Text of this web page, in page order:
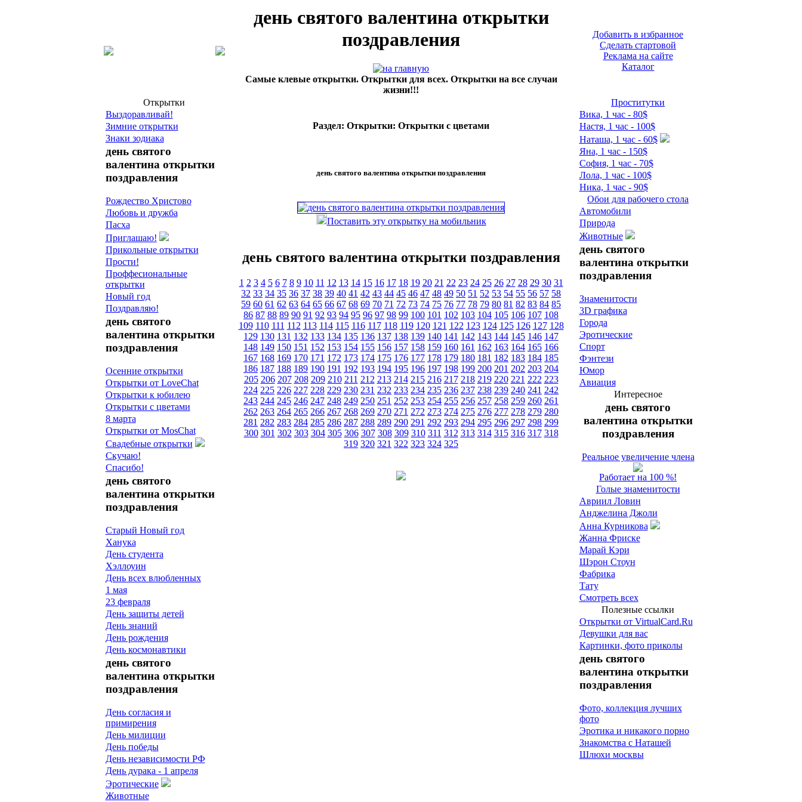
день святого валентина открытки
поздравления
Самые клевые открытки. Открытки для всех. Открытки на все случаи
жизни!!!
Добавить в избранное
Сделать стартовой
Реклама на сайте
Каталог
Открытки
Выздоравливай!
Зимние открытки
Знаки зодиака
день святого
валентина открытки
поздравления
Рождество Христово
Любовь и дружба
Пасха
Приглашаю!
Прикольные открытки
Прости!
Проффесиональные
открытки
Новый год
Поздравляю!
день святого
валентина открытки
поздравления
Осенние открытки
Открытки от LoveChat
Открытки к юбилею
Открытки с цветами
8 марта
Открытки от MosChat
Свадебные открытки
Скучаю!
Спасибо!
день святого
валентина открытки
поздравления
Старый Новый год
Ханука
День студента
Хэллоуин
День всех влюбленных
1 мая
23 февраля
День защиты детей
День знаний
День рождения
День космонавтики
день святого
валентина открытки
поздравления
День согласия и
примирения
День милиции
День победы
День независимости РФ
День дурака - 1 апреля
Эротические
Животные
Раздел: Открытки: Открытки с цветами
день святого валентина открытки поздравления
Поставить эту открытку на мобильник
день святого валентина открытки поздравления
1 2 3 4 5 6 7 8 9 10 11 12 13 14 15 16 17 18 19 20 21 22 23 24 25 26 27 28 29 30 31
32 33 34 35 36 37 38 39 40 41 42 43 44 45 46 47 48 49 50 51 52 53 54 55 56 57 58
59 60 61 62 63 64 65 66 67 68 69 70 71 72 73 74 75 76 77 78 79 80 81 82 83 84 85
86 87 88 89 90 91 92 93 94 95 96 97 98 99 100 101 102 103 104 105 106 107 108
109 110 111 112 113 114 115 116 117 118 119 120 121 122 123 124 125 126 127 128
129 130 131 132 133 134 135 136 137 138 139 140 141 142 143 144 145 146 147
148 149 150 151 152 153 154 155 156 157 158 159 160 161 162 163 164 165 166
167 168 169 170 171 172 173 174 175 176 177 178 179 180 181 182 183 184 185
186 187 188 189 190 191 192 193 194 195 196 197 198 199 200 201 202 203 204
205 206 207 208 209 210 211 212 213 214 215 216 217 218 219 220 221 222 223
224 225 226 227 228 229 230 231 232 233 234 235 236 237 238 239 240 241 242
243 244 245 246 247 248 249 250 251 252 253 254 255 256 257 258 259 260 261
262 263 264 265 266 267 268 269 270 271 272 273 274 275 276 277 278 279 280
281 282 283 284 285 286 287 288 289 290 291 292 293 294 295 296 297 298 299
300 301 302 303 304 305 306 307 308 309 310 311 312 313 314 315 316 317 318
319 320 321 322 323 324 325
Проститутки
Вика, 1 час - 80$
Настя, 1 час - 100$
Наташа, 1 час - 60$
Яна, 1 час - 150$
София, 1 час - 70$
Лола, 1 час - 100$
Ника, 1 час - 90$
Обои для рабочего стола
Автомобили
Природа
Животные
день святого
валентина открытки
поздравления
Знаменитости
3D графика
Города
Эротические
Спорт
Фэнтези
Юмор
Авиация
Интересное
день святого
валентина открытки
поздравления
Реальное увеличение члена
Работает на 100 %!
Голые знаменитости
Авриил Ловин
Анджелина Джоли
Анна Курникова
Жанна Фриске
Марай Кэри
Шэрон Стоун
Фабрика
Тату
Смотреть всех
Полезные ссылки
Открытки от VirtualCard.Ru
Девушки для вас
Картинки, фото приколы
день святого
валентина открытки
поздравления
Фото, коллекция лучших
фото
Эротика и никакого порно
Знакомства с Наташей
Шлюхи москвы